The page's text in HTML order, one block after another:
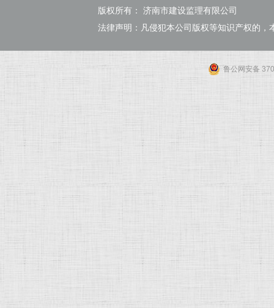
版权所有： 济南市建设监理有限公司
法律声明：凡侵犯本公司版权等知识产权的，
鲁公网安备